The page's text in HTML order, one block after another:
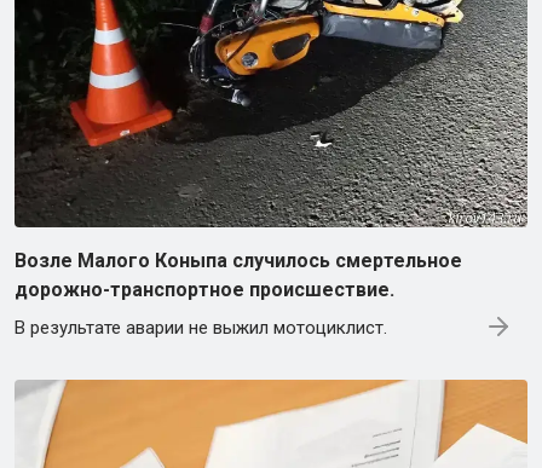
Возле Малого Коныпа случилось смертельное
дорожно-транспортное происшествие.
В результате аварии не выжил мотоциклист.